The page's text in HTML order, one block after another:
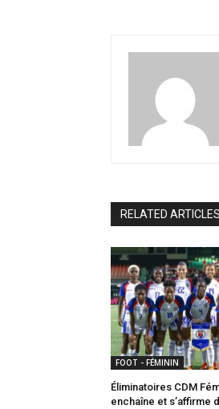
RELATED ARTICLES
FOOT - FÉMININ
Éliminatoires CDM
enchaîne et s’affirme